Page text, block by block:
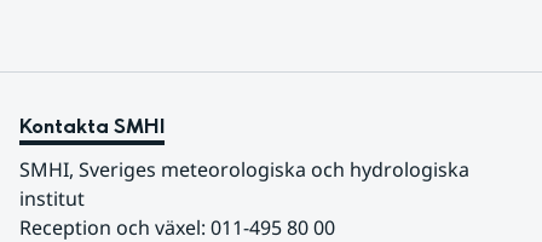
Kontakta SMHI
SMHI, Sveriges meteorologiska och hydrologiska
institut
Reception och växel: 011-495 80 00